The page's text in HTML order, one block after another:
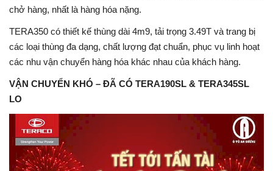
chở hàng, nhất là hàng hóa nặng.
TERA350 có thiết kế thùng dài 4m9, tải trọng 3.49T và trang bị
các loại thùng đa dạng, chất lượng đạt chuẩn, phục vụ linh hoạt
các nhu vận chuyển hàng hóa khác nhau của khách hàng.
VẬN CHUYỂN KHÓ – ĐÃ CÓ TERA190SL & TERA345SL
LO